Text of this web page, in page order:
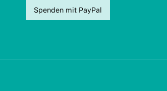
Spenden mit PayPal